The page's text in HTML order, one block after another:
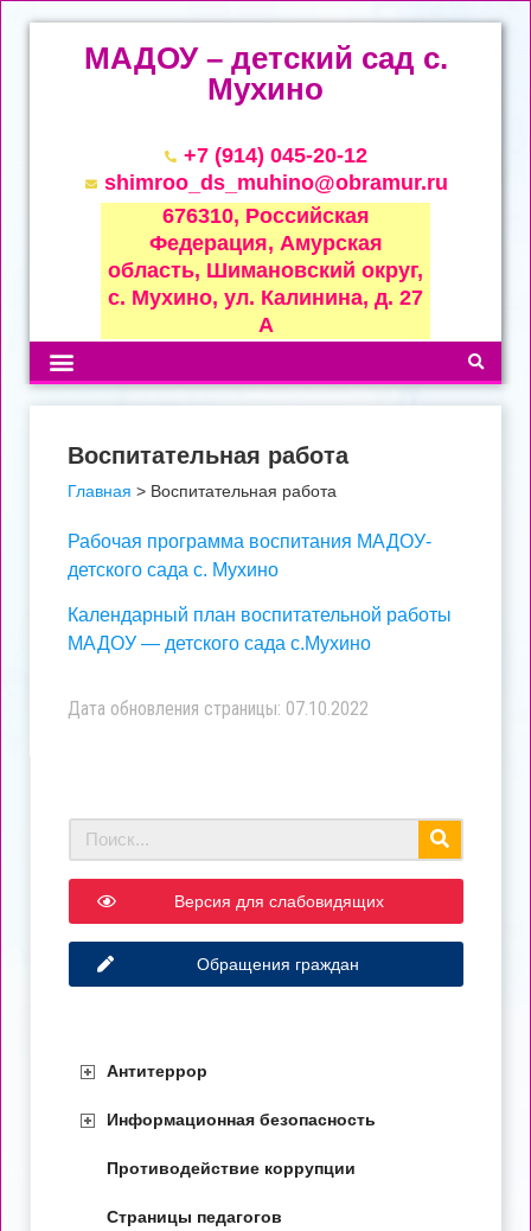
МАДОУ – детский сад с.
Мухино
+7 (914) 045-20-12
shimroo_ds_muhino@obramur.ru
676310, Российская
Федерация, Амурская
область, Шимановский округ,
с. Мухино, ул. Калинина, д. 27
А
Воспитательная работа
Главная > Воспитательная работа
Рабочая программа воспитания МАДОУ-
детского сада с. Мухино
Календарный план воспитательной работы
МАДОУ — детского сада с.Мухино
Дата обновления страницы: 07.10.2022
Версия для слабовидящих
Обращения граждан
Антитеррор
Информационная безопасность
Противодействие коррупции
Страницы педагогов